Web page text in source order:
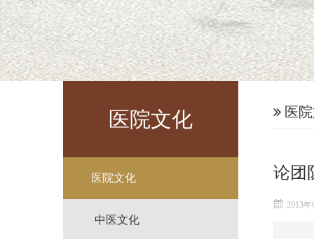
医院文化
医院文化
中医文化
医
论团
2013